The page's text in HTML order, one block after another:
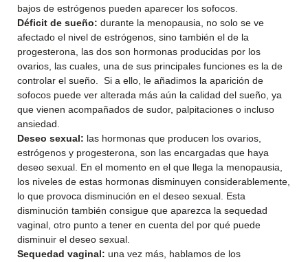
bajos de estrógenos pueden aparecer los sofocos.
Déficit de sueño: durante la menopausia, no solo se ve
afectado el nivel de estrógenos, sino también el de la
progesterona, las dos son hormonas producidas por los
ovarios, las cuales, una de sus principales funciones es la de
controlar el sueño. Si a ello, le añadimos la aparición de
sofocos puede ver alterada más aún la calidad del sueño, ya
que vienen acompañados de sudor, palpitaciones o incluso
ansiedad.
Deseo sexual: las hormonas que producen los ovarios,
estrógenos y progesterona, son las encargadas que haya
deseo sexual. En el momento en el que llega la menopausia,
los niveles de estas hormonas disminuyen considerablemente,
lo que provoca disminución en el deseo sexual. Esta
disminución también consigue que aparezca la sequedad
vaginal, otro punto a tener en cuenta del por qué puede
disminuir el deseo sexual.
Sequedad vaginal: una vez más, hablamos de los